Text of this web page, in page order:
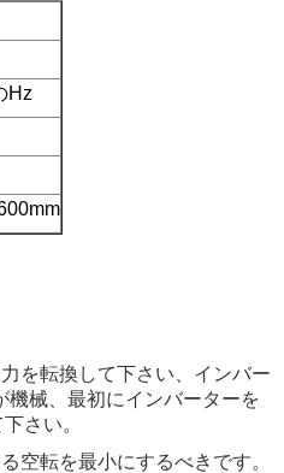
Hz
を転換して下さい、インバー
機械、最初にインバーターを
さい。
空転を最小にするべきです。